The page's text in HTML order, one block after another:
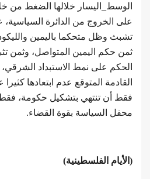
الوسط_اليسار خلالها الضغط من
على الخروج من الدائرة السياسية،
تشبث وظل متحكما باليمين
ثمن حكم اليمين المتواصل، وثمن
الحكم على نمط الاستبداد الشرقي،
القادمة المتوقع عدم ابتعادها
فقط أن تنتهي بتشكيل حكومة، فقط
محفل السياسة بقوة القضاء.
(الأيام الفلسطينية)